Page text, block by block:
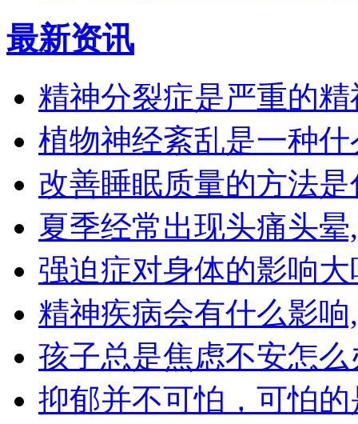
最新资讯
精神分裂症是严重的
植物神经紊乱是一种
改善睡眠质量的方法
夏季经常出现头痛头
强迫症对身体的影响
精神疾病会有什么影
孩子总是焦虑不安怎
抑郁并不可怕，可怕